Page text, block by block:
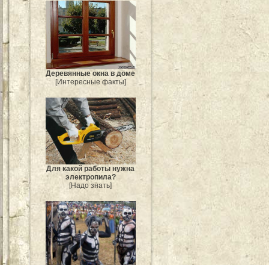
Деревянные окна в доме
[Интересные факты]
Для какой работы нужна
электропила?
[Надо знать]